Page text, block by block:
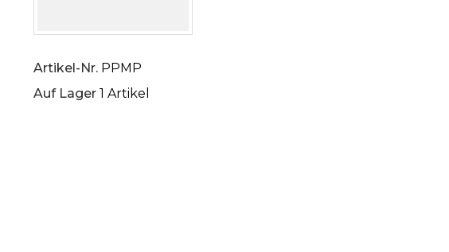
Artikel-Nr. PPMP
Auf Lager 1 Artikel